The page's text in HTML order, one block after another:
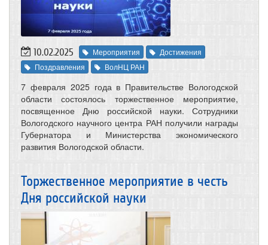
10.02.2025 Мероприятия
Достижения
Поздравления
ВолНЦ РАН
7 февраля 2025 года в Правительстве Вологодской
области состоялось торжественное мероприятие,
посвященное Дню российской науки. Сотрудники
Вологодского научного центра РАН получили награды
Губернатора и Министерства экономического
развития Вологодской области.
Торжественное мероприятие в честь
Дня российской науки